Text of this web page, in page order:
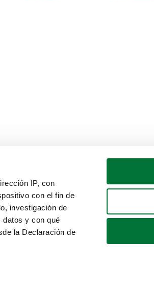
IP, con
con el fin de
investigación de
datos y con qué
la Declaración de